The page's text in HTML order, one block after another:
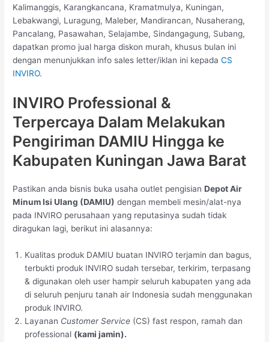
Kalimanggis, Karangkancana, Kramatmulya, Kuningan,
Lebakwangi, Luragung, Maleber, Mandirancan, Nusaherang,
Pancalang, Pasawahan, Selajambe, Sindangagung, Subang,
dapatkan promo jual harga diskon murah, khusus bulan ini
dengan menunjukkan info sales letter/iklan ini kepadaCS
INVIRO.
INVIRO Professional &
Terpercaya Dalam Melakukan
Pengiriman DAMIU Hingga ke
Kabupaten Kuningan Jawa Barat
Pastikan anda bisnis buka usaha outlet pengisianDepot Air
Minum Isi Ulang (DAMIU) dengan membeli mesin/alat-nya
pada INVIRO perusahaan yang reputasinya sudah tidak
diragukan lagi, berikut ini alasannya:
Kualitas produk DAMIU buatan INVIRO terjamin dan bagus,
terbukti produk INVIRO sudah tersebar, terkirim, terpasang
& digunakan oleh user hampir seluruh kabupaten yang ada
di seluruh penjuru tanah air Indonesia sudah menggunakan
produk INVIRO.
Layanan Customer Service (CS) fast respon, ramah dan
professional (kami jamin).